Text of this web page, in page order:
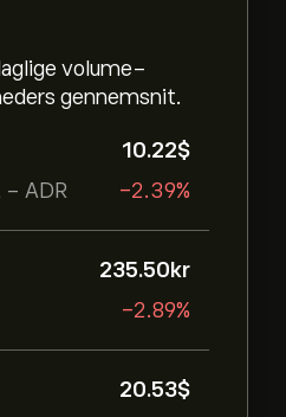
volume-
gennemsnit.
- ADR
10.22‎$‎
-2.39%
235.50‎kr‎
-2.89%
20.53‎$‎